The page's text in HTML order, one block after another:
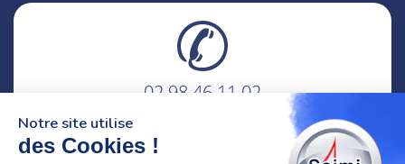
02 98 46 11 02
Notre site utilise
des Cookies !